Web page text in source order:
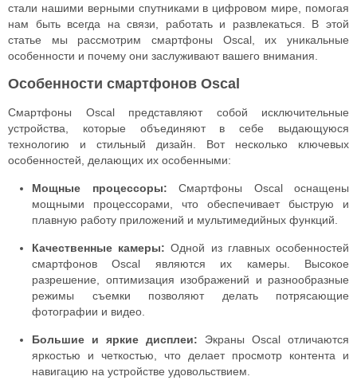
стали нашими верными спутниками в цифровом мире, помогая
нам быть всегда на связи, работать и развлекаться. В этой
статье мы рассмотрим смартфоны Oscal, их уникальные
особенности и почему они заслуживают вашего внимания.
Особенности смартфонов Oscal
Смартфоны Oscal представляют собой исключительные
устройства, которые объединяют в себе выдающуюся
технологию и стильный дизайн. Вот несколько ключевых
особенностей, делающих их особенными:
Мощные процессоры: Смартфоны Oscal оснащены
мощными процессорами, что обеспечивает быструю и
плавную работу приложений и мультимедийных функций.
Качественные камеры: Одной из главных особенностей
смартфонов Oscal являются их камеры. Высокое
разрешение, оптимизация изображений и разнообразные
режимы съемки позволяют делать потрясающие
фотографии и видео.
Большие и яркие дисплеи: Экраны Oscal отличаются
яркостью и четкостью, что делает просмотр контента и
навигацию на устройстве удовольствием.